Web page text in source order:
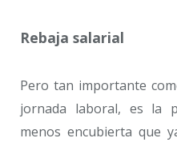
Rebaja salarial
Pero tan importante
jornada laboral, es la
menos encubierta que